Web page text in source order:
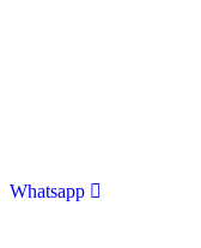
Whatsapp